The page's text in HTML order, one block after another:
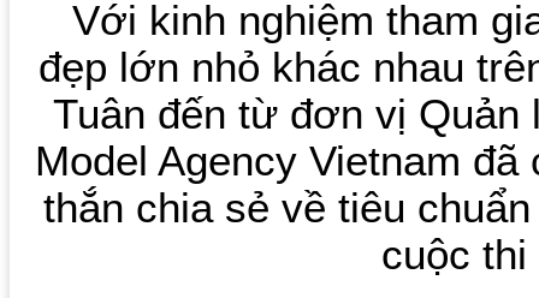
Với kinh nghiệm tham
đẹp lớn nhỏ khác nhau
Tuân đến từ đơn vị
Model Agency Vietnam
thắn chia sẻ về tiêu
cuộc thi